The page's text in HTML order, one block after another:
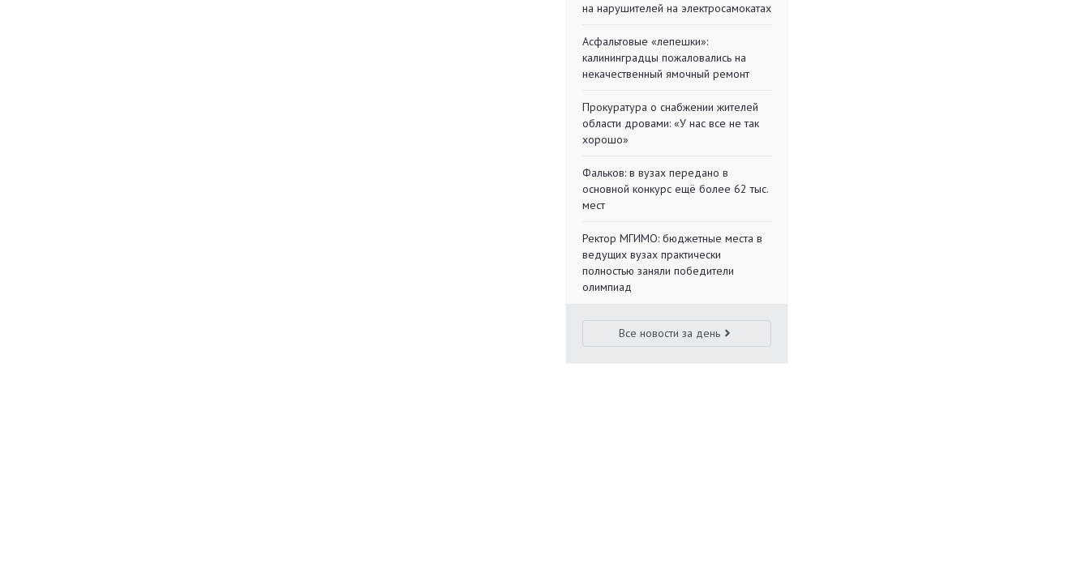
на нарушителей на электросамокатах
Асфальтовые «лепешки»:
калининградцы пожаловались на
некачественный ямочный ремонт
Прокуратура о снабжении жителей
области дровами: «У нас все не так
хорошо»
Фальков: в вузах передано в
основной конкурс ещё более 62 тыс.
мест
Ректор МГИМО: бюджетные места в
ведущих вузах практически
полностью заняли победители
олимпиад
Все новости за день